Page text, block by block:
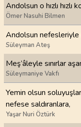
Andolsun o hızlı hızlı
Ömer Nasuhi Bilmen
Andolsun nefesleriyle
Süleyman Ateş
Meş’âleyle sınırlar
Süleymaniye Vakfı
Yemin olsun
nefese saldıranlara,
Yaşar Nuri Öztürk